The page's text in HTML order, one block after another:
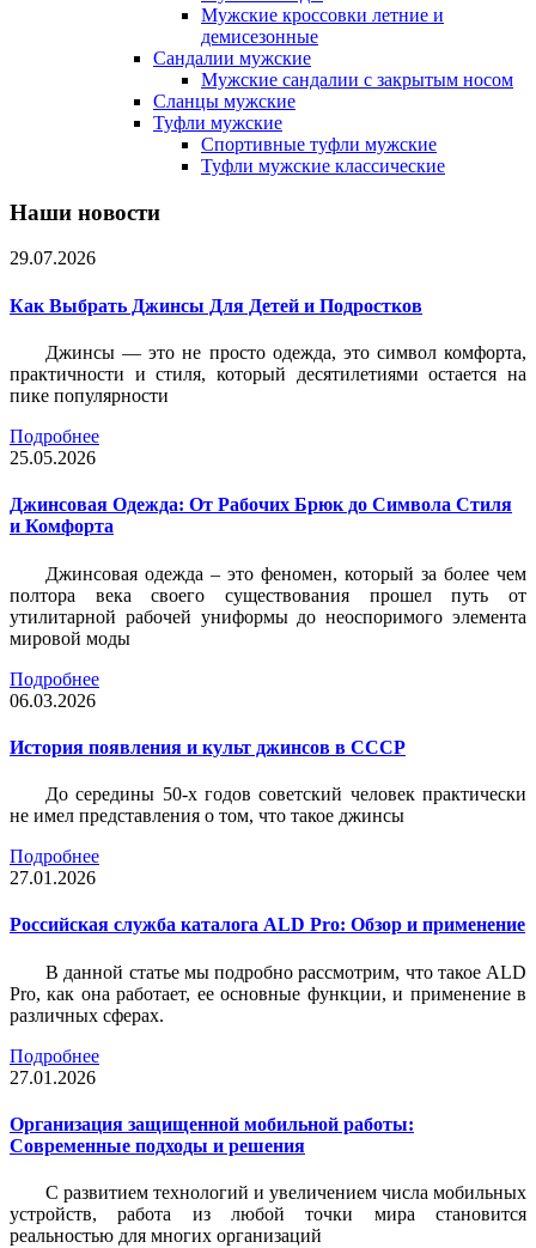
Мужские кроссовки летние и
демисезонные
Сандалии мужские
Мужские сандалии с закрытым носом
Сланцы мужские
Туфли мужские
Спортивные туфли мужские
Туфли мужские классические
Наши новости
29.07.2026
Как Выбрать Джинсы Для Детей и Подростков
Джинсы — это не просто одежда, это символ комфорта,
практичности и стиля, который десятилетиями остается на
пике популярности
Подробнее
25.05.2026
Джинсовая Одежда: От Рабочих Брюк до Символа Стиля
и Комфорта
Джинсовая одежда – это феномен, который за более чем
полтора века своего существования прошел путь от
утилитарной рабочей униформы до неоспоримого элемента
мировой моды
Подробнее
06.03.2026
История появления и культ джинсов в СССР
До середины 50-х годов советский человек практически
не имел представления о том, что такое джинсы
Подробнее
27.01.2026
Российская служба каталога ALD Pro: Обзор и применение
В данной статье мы подробно рассмотрим, что такое ALD
Pro, как она работает, ее основные функции, и применение в
различных сферах.
Подробнее
27.01.2026
Организация защищенной мобильной работы:
Современные подходы и решения
С развитием технологий и увеличением числа мобильных
устройств, работа из любой точки мира становится
реальностью для многих организаций